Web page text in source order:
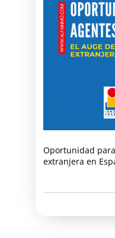
Oportunidad
extranjera en